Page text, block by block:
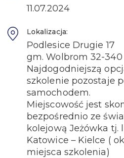
11.07.2024
Lokalizacja:
Podlesice Drugie 17
gm. Wolbrom 32-340
Najdogodniejszą
szkolenie pozostaje
samochodem.
Miejscowość jest
bezpośrednio ze
kolejową Jeżówka tj.
Katowice – Kielce (
miejsca szkolenia)